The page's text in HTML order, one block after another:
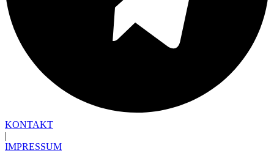
KONTAKT
IMPRESSUM